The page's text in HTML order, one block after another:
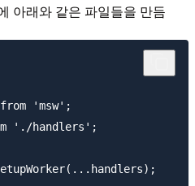
아래와 같은 파일들을 만듬
'msw';
'./handlers';